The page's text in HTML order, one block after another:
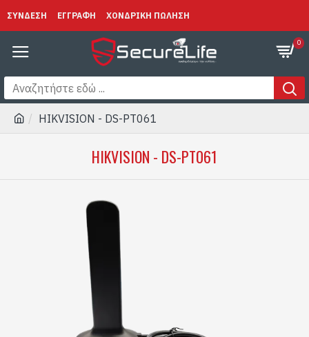
ΣΥΝΔΕΣΗ ΕΓΓΡΑΦΗ ΧΟΝΔΡΙΚΗ ΠΩΛΗΣΗ
0
HIKVISION - DS-PT061
HIKVISION - DS-PT061